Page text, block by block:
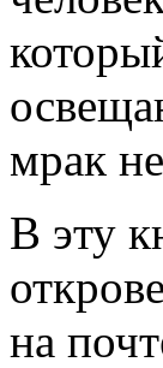
мрак
В эту
на